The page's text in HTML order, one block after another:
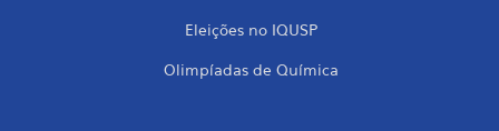
Eleições no IQUSP
Olimpíadas de Química